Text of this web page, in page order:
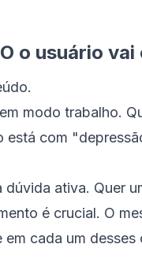
o usuário
modo trabalho.
está com
dúvida ativa. Quer
é crucial. O
cada um desses